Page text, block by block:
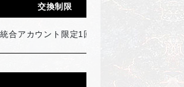
交換制限
合アカウント限定1回のみ交換可能